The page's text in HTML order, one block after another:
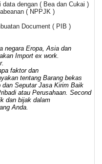
dengan ( Bea dan Cukai )
( NPPJK )
Document ( PIB )
negara Eropa, Asia dan
Import ex work.
faktor dan
tentang Barang bekas
dan Seputar Jasa Kirim Baik
atau Perusahaan. Second
dan bijak dalam
Anda.